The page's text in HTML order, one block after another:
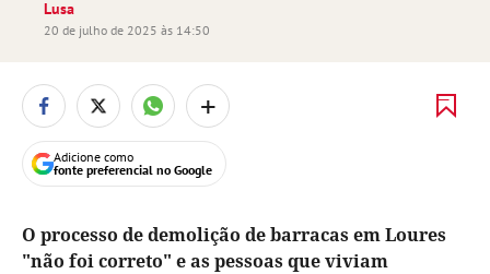
Lusa
20 de julho de 2025 às 14:50
+
Adicione como
fonte preferencial no Google
O processo de demolição de barracas em Loures
"não foi correto" e as pessoas que viviam